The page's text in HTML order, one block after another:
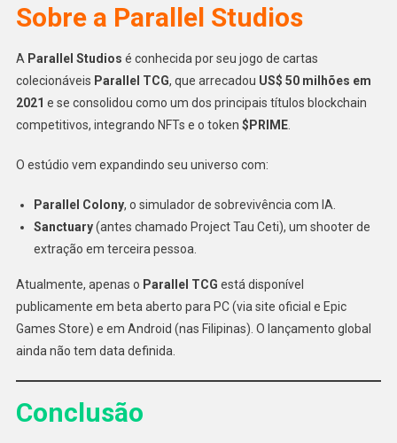
Sobre a Parallel Studios
A Parallel Studios é conhecida por seu jogo de cartas
colecionáveis Parallel TCG, que arrecadou US$ 50 milhões em
2021 e se consolidou como um dos principais títulos blockchain
competitivos, integrando NFTs e o token $PRIME.
O estúdio vem expandindo seu universo com:
Parallel Colony, o simulador de sobrevivência com IA.
Sanctuary(antes chamado Project Tau Ceti), um shooter de
extração em terceira pessoa.
Atualmente, apenas o Parallel TCG está disponível
publicamente em beta aberto para PC (via site oficial e Epic
Games Store) e em Android (nas Filipinas). O lançamento global
ainda não tem data definida.
Conclusão